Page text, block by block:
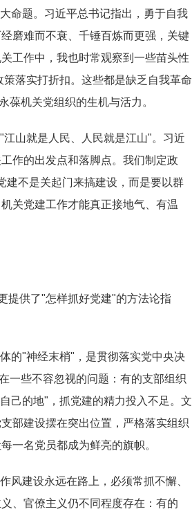
命题。习近平总书记指出，勇于自我
磨难而不衰、千锤百炼而更强，关键
工作中，我也时常观察到一些苗头性
落实打折扣。这些都是缺乏自我革命
葆机关党组织的生机与活力。
山就是人民、人民就是江山"。习近
作的出发点和落脚点。我们制定政
建不是关起门来搞建设，而是要以群
关党建工作才能真正接地气、有温
提供了"怎样抓好党建"的方法论指
的"神经末梢"，是贯彻落实党中央决
一些不容忽视的问题：有的支部组织
己的地"，抓党建的精力投入不足。文
部建设摆在突出位置，严格落实组织
一名党员都成为鲜亮的旗帜。
风建设永远在路上，必须常抓不懈、
、官僚主义仍不同程度存在：有的